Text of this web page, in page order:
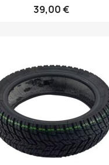
39,00 €